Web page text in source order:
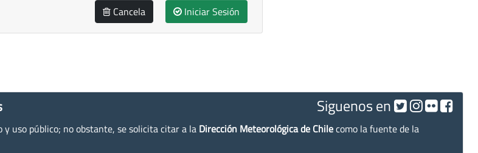
Cancela Iniciar Sesión
Siguenos en
uso público; no obstante, se solicita citar a la Dirección Meteorológica de Chilecomo la fuente de la